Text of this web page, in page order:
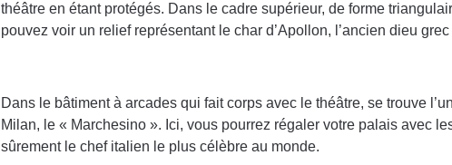
théâtre en étant protégés. Dans le cadre supérieur, de forme
pouvez voir un relief représentant le char d’Apollon, l’ancien dieu
Dans le bâtiment à arcades qui fait corps avec le théâtre, se trouve
Milan, le « Marchesino ». Ici, vous pourrez régaler votre palais avec
sûrement le chef italien le plus célèbre au monde.